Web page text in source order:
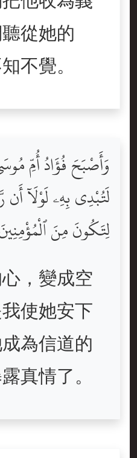
從她的
不覺。
وَأَصْبَحَ فُؤَادُ أُمِّ
لَتُبْدِى بِهِۦ لَوْلَآ أَن
لِتَكُونَ مِنَ
，變成空
使她安下
為信道的
真情了。